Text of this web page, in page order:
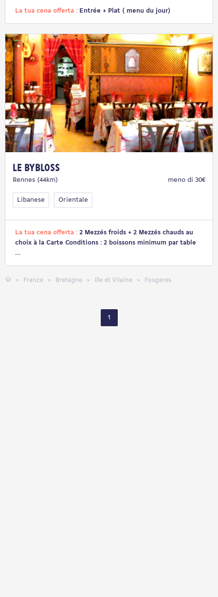
La tua cena offerta : Entrée + Plat ( menu du jour)
Le Bybloss
Rennes (44km) meno di 30€
Libanese Orientale
La tua cena offerta : 2 Mezzés froids + 2 Mezzés chauds au
choix à la Carte Conditions : 2 boissons minimum par table
...
France Bretagne Ille et Vilaine Fougeres
1